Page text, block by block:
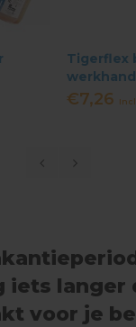
Tigerflex
per paar
€7,26
iets langer
voor je